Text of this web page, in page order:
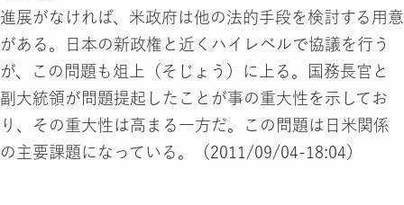
進展がなければ、米政府は他の法的手段を検討する用意
がある。日本の新政権と近くハイレベルで協議を行う
が、この問題も俎上（そじょう）に上る。国務長官と
副大統領が問題提起したことが事の重大性を示してお
り、その重大性は高まる一方だ。この問題は日米関係
の主要課題になっている。（2011/09/04-18:04）